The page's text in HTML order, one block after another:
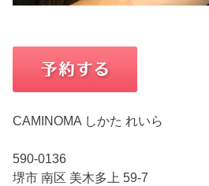
CAMINOMA しかた れいら
590-0136
堺市 南区 美木多上 59-7